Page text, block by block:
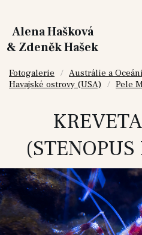
Alena Hašková
& Zdeněk Hašek
Fotogalerie
Austrálie a
Havajské ostrovy (USA)
Pele